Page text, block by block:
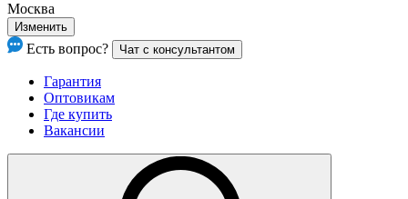
Москва
Изменить
Есть вопрос? Чат с консультантом
Гарантия
Оптовикам
Где купить
Вакансии